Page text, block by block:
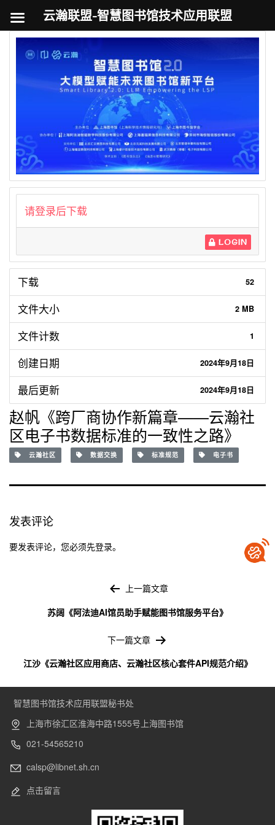
请登录后下载
LOGIN
下载 52
文件大小 2 MB
文件计数 1
创建日期 2024年9月18日
最后更新 2024年9月18日
赵帆《跨厂商协作新篇章——云瀚社
区电子书数据标准的一致性之路》
云瀚社区 数据交换 标准规范 电子书
发表评论
要发表评论，您必须先登录。
上一篇文章
苏阔《阿法迪AI馆员助手赋能图书馆服务平台》
下一篇文章
江沙《云瀚社区应用商店、云瀚社区核心套件API规范介绍》
智慧图书馆技术应用联盟秘书处
上海市徐汇区淮海中路1555号上海图书馆
021-54565210
calsp@libnet.sh.cn
点击留言
云瀚联盟-智慧图书馆技术应用联盟